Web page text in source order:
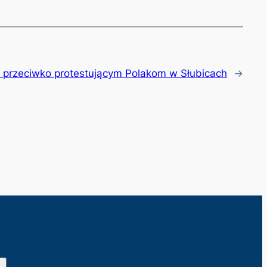
protestującym Polakom w Słubicach →